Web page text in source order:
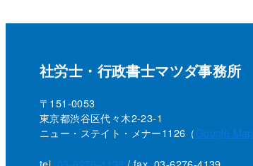
社労士・行政書士マツダ事務所
〒151-0053
東京都渋谷区代々木2-23-1
ニュー・ステイト・メナー1126（Google Map